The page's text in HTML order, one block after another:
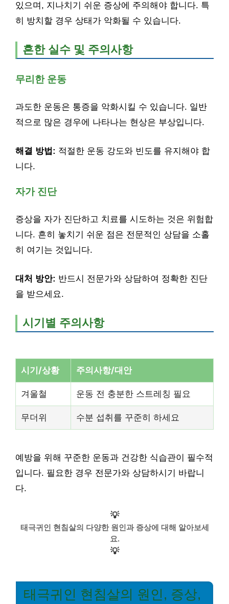
있으며, 지나치기 쉬운 증상에 주의해야 합니다. 특
히 방치할 경우 상태가 악화될 수 있습니다.
흔한 실수 및 주의사항
무리한 운동
과도한 운동은 통증을 악화시킬 수 있습니다. 일반
적으로 많은 경우에 나타나는 현상은 부상입니다.
해결 방법: 적절한 운동 강도와 빈도를 유지해야 합
니다.
자가 진단
증상을 자가 진단하고 치료를 시도하는 것은 위험합
니다. 흔히 놓치기 쉬운 점은 전문적인 상담을 소홀
히 여기는 것입니다.
대처 방안: 반드시 전문가와 상담하여 정확한 진단
을 받으세요.
시기별 주의사항
시기/상황 주의사항/대안
겨울철 운동 전 충분한 스트레칭 필요
무더위 수분 섭취를 꾸준히 하세요
예방을 위해 꾸준한 운동과 건강한 식습관이 필수적
입니다. 필요한 경우 전문가와 상담하시기 바랍니
다.
💡
태극귀인 현침살의 다양한 원인과 증상에 대해 알아보세
요.
💡
태극귀인 현침살의 원인, 증상,